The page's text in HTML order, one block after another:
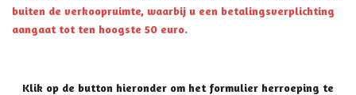
buiten de verkoopruimte, waarbij u een betalingsverplichting
aangaat tot ten hoogste 50 euro.
Klik op de button hieronder om het formulier herroeping te